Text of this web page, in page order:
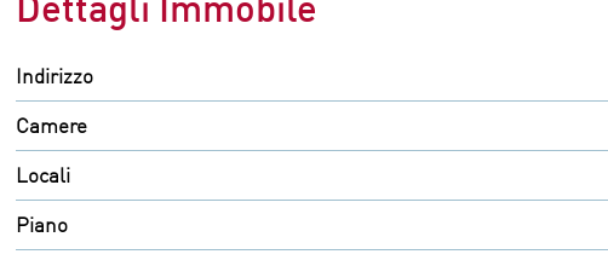
Indirizzo
Camere
Locali
Piano